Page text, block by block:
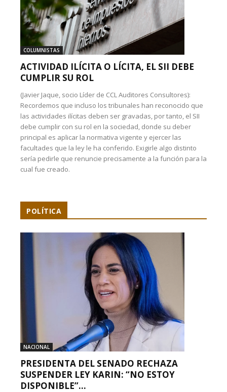
COLUMNISTAS
ACTIVIDAD ILÍCITA O LÍCITA, EL SII DEBE
CUMPLIR SU ROL
(Javier Jaque, socio Líder de CCL Auditores Consultores):
Recordemos que incluso los tribunales han reconocido que
las actividades ilícitas deben ser gravadas, por tanto, el SII
debe cumplir con su rol en la sociedad, donde su deber
principal es aplicar la normativa vigente y ejercer las
facultades que la ley le ha conferido. Exigirle algo distinto
sería pedirle que renuncie precisamente a la función para la
cual fue creado.
POLÍTICA
NACIONAL
PRESIDENTA DEL SENADO RECHAZA
SUSPENDER LEY KARIN: “NO ESTOY
DISPONIBLE”...